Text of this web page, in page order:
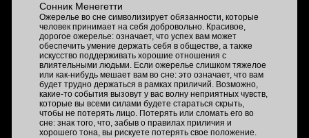
Сонник Менегетти
Ожерелье во сне символизирует обязанности, которые
человек принимает на себя добровольно. Красивое,
дорогое ожерелье: означает, что успех вам может
обеспечить умение держать себя в обществе, а также
искусство поддерживать хорошие отношения с
влиятельными людьми. Если ожерелье слишком тяжелое
или как-нибудь мешает вам во сне: это означает, что вам
будет трудно держаться в рамках приличий. Возможно,
какие-то события вызовут у вас волну неприятных чувств,
которые вы всеми силами будете стараться скрыть,
чтобы не потерять лицо. Потерять или сломать его во
сне: знак того, что, забыв о правилах приличия и
хорошего тона, вы рискуете потерять свое положение.